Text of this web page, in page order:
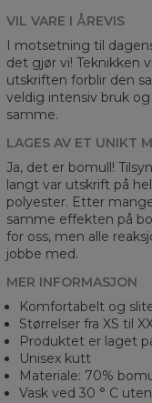
VIL VARE I ÅREVIS
I motsetning til
det gjør vi! Teknikken
utskriften forblir den
veldig intensiv bruk
samme.
LAGES AV ET UNIKT
Ja, det er bomull!
langt var utskrift på
polyester. Etter
samme effekten på
for oss, men alle
jobbe med.
MER INFORMASJON
Komfortabelt og
Størrelser fra XS til
Produktet er laget
Unisex kutt
Materiale: 70%
Vask ved 30 ° C